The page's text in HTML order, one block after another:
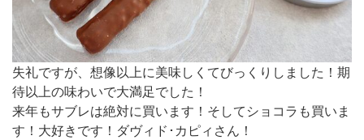
失礼ですが、想像以上に美味しくてびっくりしました！期
待以上の味わいで大満足でした！
来年もサブレは絶対に買います！そしてショコラも買いま
す！大好きです！ダヴィド･カピィさん！